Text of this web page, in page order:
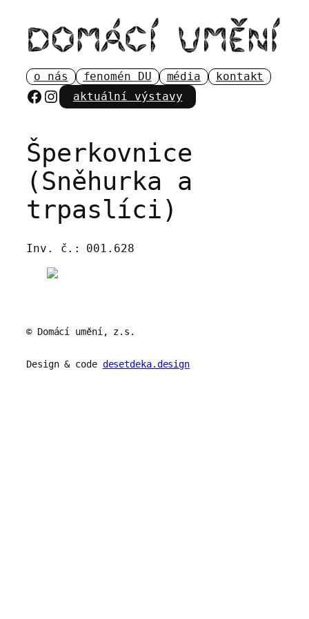
obsah
o nás fenomén DU média kontakt
Facebook
Instagram
aktuální výstavy
Šperkovnice
(Sněhurka a
trpaslíci)
Inv. č.: 001.628
© Domácí umění, z.s.
Design & code desetdeka.design